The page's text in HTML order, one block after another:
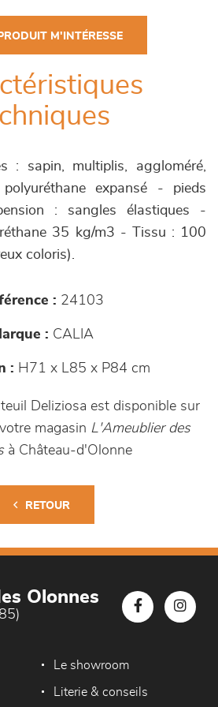
M'INTÉRESSE
: sapin, multiplis, aggloméré,
expansé - pieds
: sangles élastiques -
35 kg/m3 - Tissu : 100
coloris).
: 24103
: CALIA
: H71 x L85 x P84 cm
Deliziosa est disponible sur
magasin L'Ameublier des
à Château-d'Olonne
RETOUR
Olonnes
Le showroom
Literie & conseils